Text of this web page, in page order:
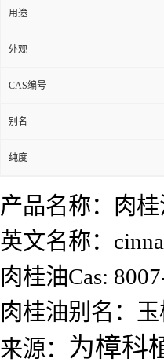
用途
外观
CAS编号
别名
纯度
产品名称：肉
英文名称：
肉桂油Cas:
肉桂油别名：
来源： 为樟科